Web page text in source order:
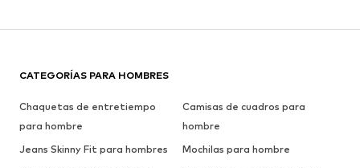
CATEGORÍAS PARA HOMBRES
Chaquetas de entretiempo
para hombre
Camisas de cuadros para
hombre
Jeans Skinny Fit para hombres
Mochilas para hombre